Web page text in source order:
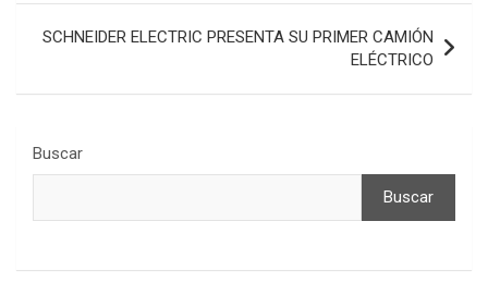
SCHNEIDER ELECTRIC PRESENTA SU PRIMER CAMIÓN
ELÉCTRICO
Buscar
Buscar